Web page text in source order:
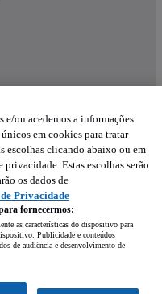
e/ou acedemos a informações
em cookies para tratar
escolhas clicando abaixo ou em
Estas escolhas serão
os dados de
Privacidade
fornecermos:
as características do dispositivo para
Publicidade e conteúdos
de audiência e desenvolvimento de